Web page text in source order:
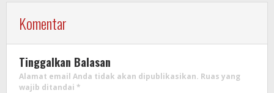
Komentar
Tinggalkan Balasan
Alamat email Anda tidak akan dipublikasikan. Ruas yang
wajib ditandai *